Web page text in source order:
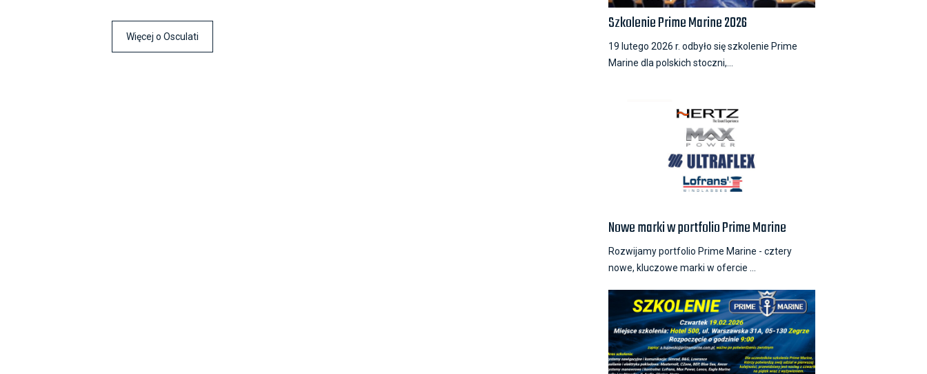
Więcej o Osculati
Szkolenie Prime Marine 2026
19 lutego 2026 r. odbyło się szkolenie Prime
Marine dla polskich stoczni,...
Nowe marki w portfolio Prime Marine
Rozwijamy portfolio Prime Marine - cztery
nowe, kluczowe marki w ofercie ...